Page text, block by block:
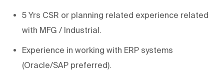
5 Yrs CSR or planning related experience related
with MFG / Industrial.
Experience in working with ERP systems
(Oracle/SAP preferred).